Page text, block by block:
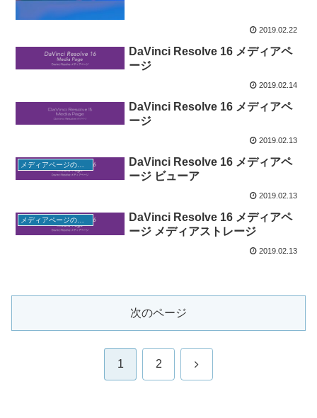
2019.02.22
DaVinci Resolve 16 メディアペ
ージ
2019.02.14
DaVinci Resolve 16 メディアペ
ージ
2019.02.13
メディアページの使い方
DaVinci Resolve 16 メディアペ
ージ ビューア
2019.02.13
メディアページの使い方
DaVinci Resolve 16 メディアペ
ージ メディアストレージ
2019.02.13
次のページ
1 2 次